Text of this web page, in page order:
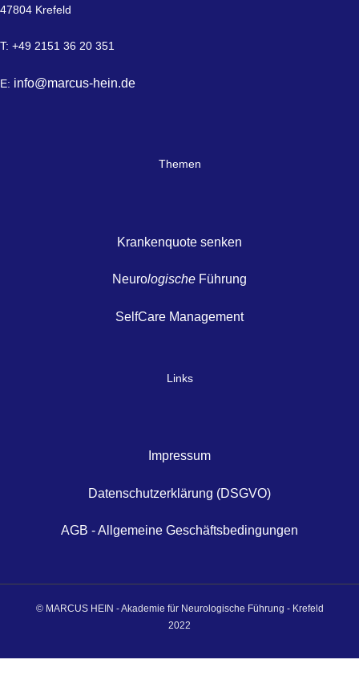
47804 Krefeld
T: +49 2151 36 20 351
E: info@marcus-hein.de
Themen
Krankenquote senken
Neurologische Führung
SelfCare Management
Links
Impressum
Datenschutzerklärung (DSGVO)
AGB - Allgemeine Geschäftsbedingungen
© MARCUS HEIN - Akademie für Neurologische Führung - Krefeld
2022